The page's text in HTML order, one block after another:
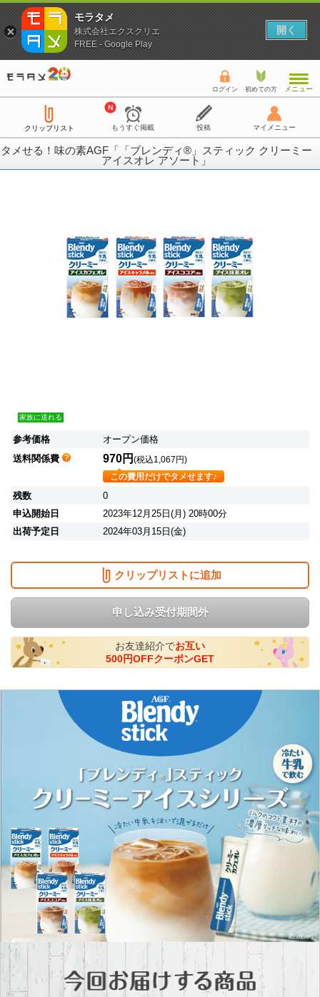
ログイン 初めての方 メニュー
クリップリスト もうすぐ掲載 投稿 マイメニュー
タメせる！味の素AGF「「ブレンディ®」スティック クリーミー
アイスオレ アソート」
家族に送れる
参考価格
オープン価格
送料関係費
970円 (税込1,067円)
この費用だけでタメせます♪
残数
0
申込開始日
2023年12月25日(月) 20時00分
出荷予定日
2024年03月15日(金)
クリップリストに追加
申し込み受付期間外
お友達紹介でお互い
500円OFFクーポンGET
モラタメ
株式会社エクスクリエ
FREE - Google Play
開く